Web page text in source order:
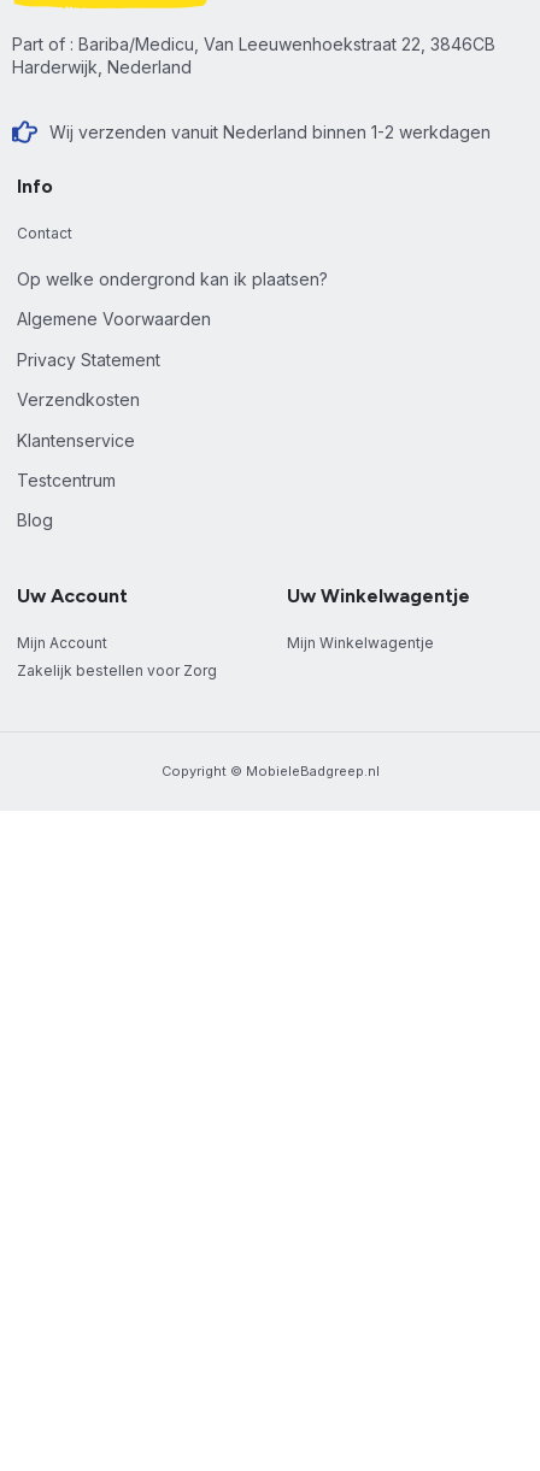
Part of : Bariba/Medicu, Van Leeuwenhoekstraat 22, 3846CB
Harderwijk, Nederland
Wij verzenden vanuit Nederland binnen 1-2 werkdagen
Info
Contact
Op welke ondergrond kan ik plaatsen?
Algemene Voorwaarden
Privacy Statement
Verzendkosten
Klantenservice
Testcentrum
Blog
Uw Account
Mijn Account
Zakelijk bestellen voor Zorg
Uw Winkelwagentje
Mijn Winkelwagentje
Copyright © MobieleBadgreep.nl